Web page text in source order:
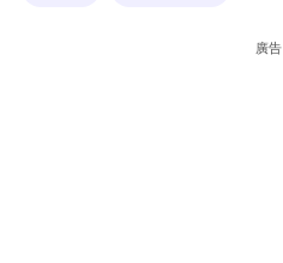
廣告